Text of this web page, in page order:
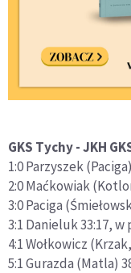
GKS Tychy - JKH
1:0 Parzyszek
2:0 Maćkowiak
3:0 Paciga
3:1 Danieluk 33:17,
4:1 Wołkowicz
5:1 Gurazda (Matla)